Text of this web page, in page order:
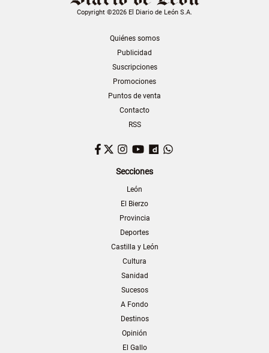
Copyright ©2026 El Diario de León S.A.
Quiénes somos
Publicidad
Suscripciones
Promociones
Puntos de venta
Contacto
RSS
Facebook
TwitterInstagram
YouTubeDailymotion
Secciones
León
El Bierzo
Provincia
Deportes
Castilla y León
Cultura
Sanidad
Sucesos
A Fondo
Destinos
Opinión
El Gallo